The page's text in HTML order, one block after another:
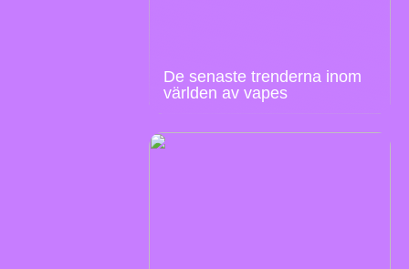
De senaste trenderna inom
världen av vapes